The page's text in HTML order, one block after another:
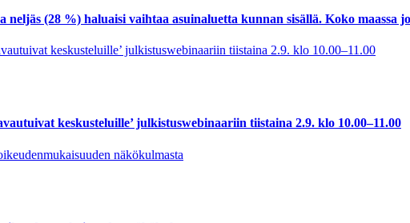
(28 %) haluaisi vaihtaa asuinaluetta kunnan sisällä. Koko maassa
keskusteluille’ julkistuswebinaariin tiistaina 2.9. klo 10.00–11.00